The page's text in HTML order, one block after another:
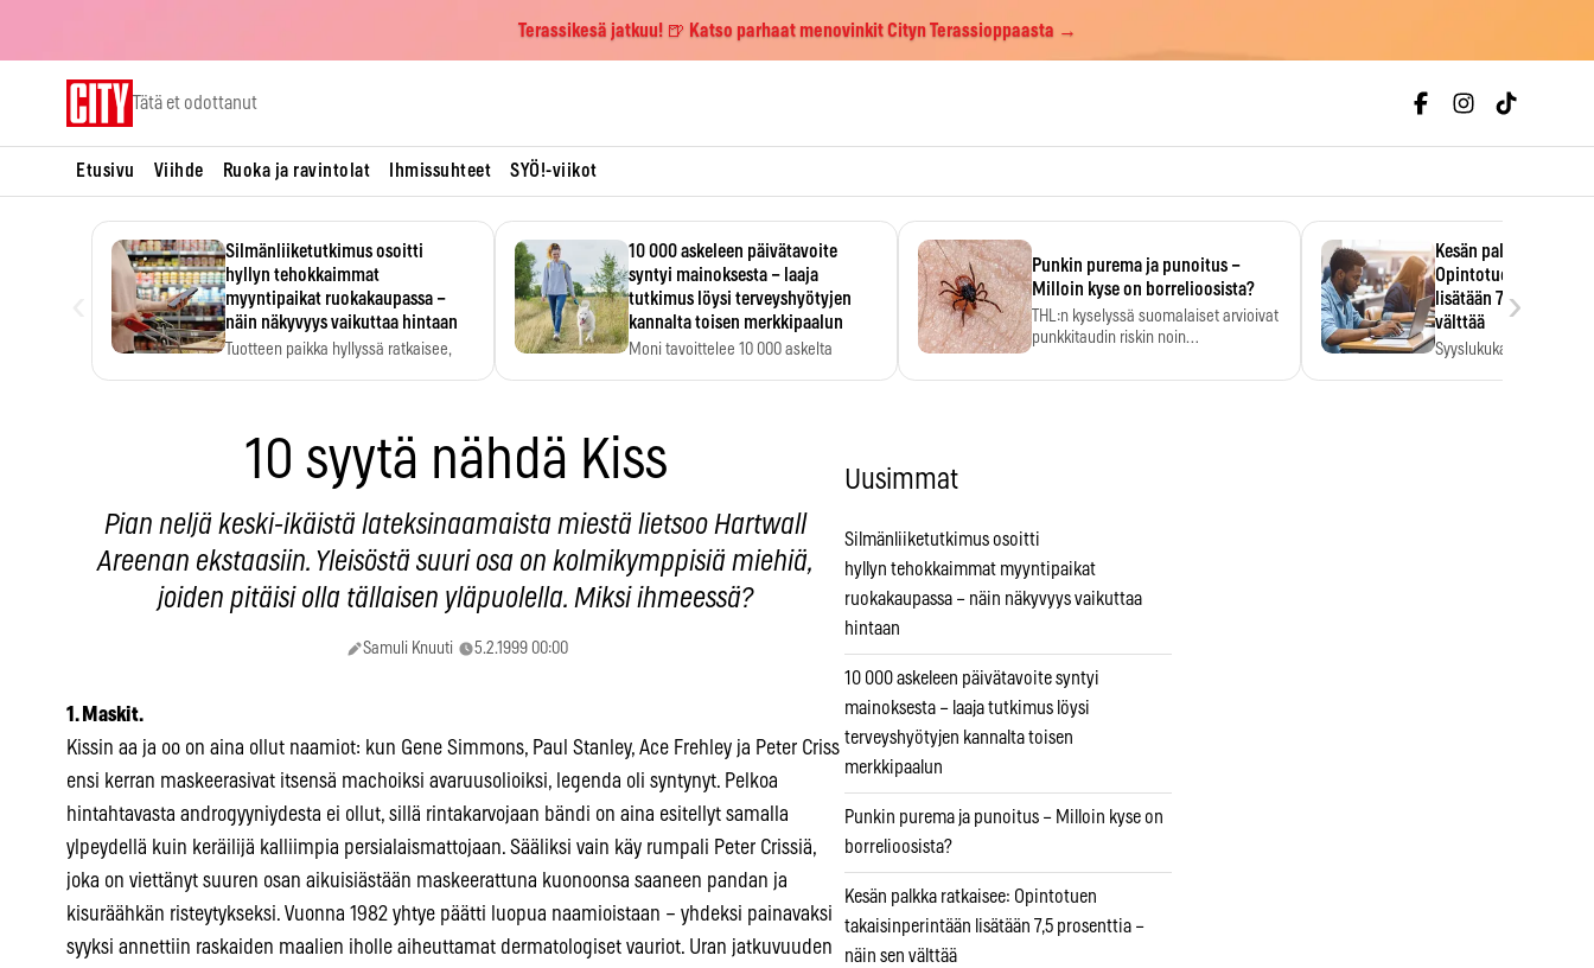
Terassikesä jatkuu! 🍺 Katso parhaat menovinkit Cityn Terassioppaasta →
Tätä et odottanut
Etusivu Viihde Ruoka ja ravintolat Ihmissuhteet SYÖ!-viikot
Silmänliiketutkimus osoitti
hyllyn tehokkaimmat
myyntipaikat ruokakaupassa –
näin näkyvyys vaikuttaa hintaan
Tuotteen paikka hyllyssä ratkaisee,
10 000 askeleen päivätavoite
syntyi mainoksesta – laaja
tutkimus löysi terveyshyötyjen
kannalta toisen merkkipaalun
Moni tavoittelee 10 000 askelta
Punkin purema ja punoitus –
Milloin kyse on borrelioosista?
THL:n kyselyssä suomalaiset arvioivat
punkkitaudin riskin noin
Kesän palkka
Opintotuen
lisätään 7,5
välttää
Syyslukukauden
›
10 syytä nähdä Kiss
Pian neljä keski-ikäistä lateksinaamaista miestä lietsoo Hartwall
Areenan ekstaasiin. Yleisöstä suuri osa on kolmikymppisiä miehiä,
joiden pitäisi olla tällaisen yläpuolella. Miksi ihmeessä?
Samuli Knuuti 5.2.1999 00:00
1. Maskit.
Kissin aa ja oo on aina ollut naamiot: kun Gene Simmons, Paul Stanley, Ace Frehley ja Peter Criss
ensi kerran maskeerasivat itsensä machoiksi avaruusolioiksi, legenda oli syntynyt. Pelkoa
hintahtavasta androgyyniydesta ei ollut, sillä rintakarvojaan bändi on aina esitellyt samalla
ylpeydellä kuin keräilijä kalliimpia persialaismattojaan. Sääliksi vain käy rumpali Peter Crissiä,
joka on viettänyt suuren osan aikuisiästään maskeerattuna kuonoonsa saaneen pandan ja
kisuräähkän risteytykseksi. Vuonna 1982 yhtye päätti luopua naamioistaan – yhdeksi painavaksi
syyksi annettiin raskaiden maalien iholle aiheuttamat dermatologiset vauriot. Uran jatkuvuuden
Uusimmat
Silmänliiketutkimus osoitti
hyllyn tehokkaimmat myyntipaikat
ruokakaupassa – näin näkyvyys vaikuttaa
hintaan
10 000 askeleen päivätavoite syntyi
mainoksesta – laaja tutkimus löysi
terveyshyötyjen kannalta toisen
merkkipaalun
Punkin purema ja punoitus – Milloin kyse on
borrelioosista?
Kesän palkka ratkaisee: Opintotuen
takaisinperintään lisätään 7,5 prosenttia –
näin sen välttää